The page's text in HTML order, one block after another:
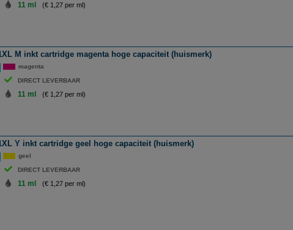
11 ml (€ 1,27 per ml)
M inkt cartridge magenta hoge capaciteit (huismerk)
magenta
DIRECT LEVERBAAR
11 ml (€ 1,27 per ml)
Y inkt cartridge geel hoge capaciteit (huismerk)
geel
DIRECT LEVERBAAR
11 ml (€ 1,27 per ml)